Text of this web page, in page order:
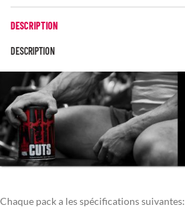
DESCRIPTION
DESCRIPTION
Chaque pack a les spécifications suivantes: